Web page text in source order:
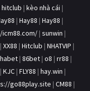
hitclub | kèo nhà cái |
| Hay88 | Hay88 |
| sunwin |
| XX88 | Hitclub | NHATVIP |
| 86bet | o8 | rr88 |
| KJC | FLY88 | hay.win |
go88play.site | CM88 |